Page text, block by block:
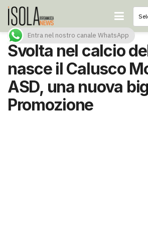
Svolta nel calcio
nasce il Calusco
ASD, una nuova
Promozione
Entra nel nostro canale WhatsApp